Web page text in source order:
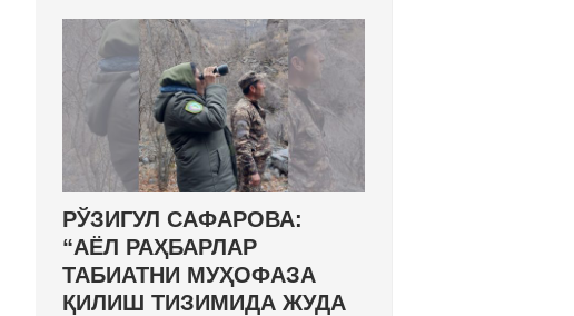
РЎЗИГУЛ САФАРОВА:
“АЁЛ РАҲБАРЛАР
ТАБИАТНИ МУҲОФАЗА
ҚИЛИШ ТИЗИМИДА ЖУДА